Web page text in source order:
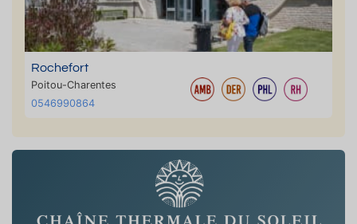
Rochefort
Poitou-Charentes
0546990864